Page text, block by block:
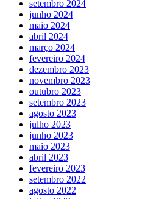
setembro 2024
junho 2024
maio 2024
abril 2024
março 2024
fevereiro 2024
dezembro 2023
novembro 2023
outubro 2023
setembro 2023
agosto 2023
julho 2023
junho 2023
maio 2023
abril 2023
fevereiro 2023
setembro 2022
agosto 2022